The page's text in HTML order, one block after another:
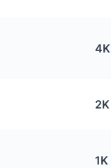
4K
2K
1K